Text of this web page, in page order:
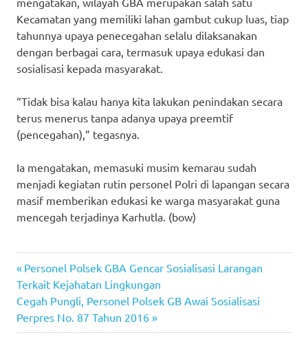
Kecamatan yang memiliki lahan gambut cukup luas, tiap
tahunnya upaya penecegahan selalu dilaksanakan
dengan berbagai cara, termasuk upaya edukasi dan
sosialisasi kepada masyarakat.
“Tidak bisa kalau hanya kita lakukan penindakan secara
terus menerus tanpa adanya upaya preemtif
(pencegahan),” tegasnya.
Ia mengatakan, memasuki musim kemarau sudah
menjadi kegiatan rutin personel Polri di lapangan secara
masif memberikan edukasi ke warga masyarakat guna
mencegah terjadinya Karhutla. (bow)
Post
navigation
Previous
Post:
Personel Polsek GBA Gencar Sosialisasi Larangan
Terkait Kejahatan Lingkungan
Next
Post:
Cegah Pungli, Personel Polsek GB Awai Sosialisasi
Perpres No. 87 Tahun 2016